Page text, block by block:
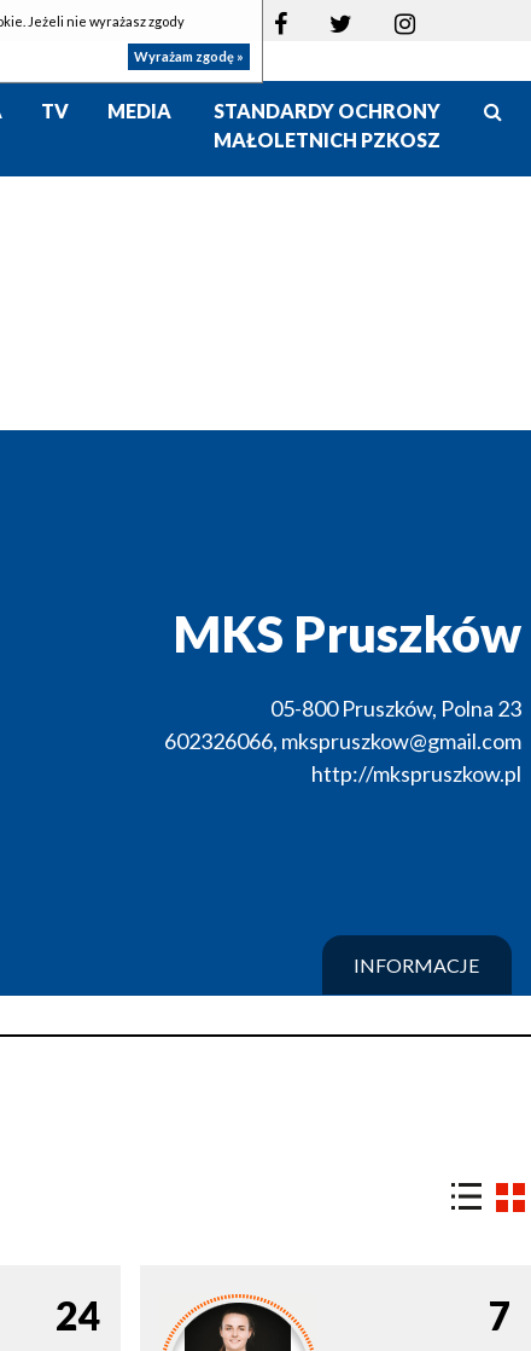
TV MEDIA
STANDARDY OCHRONY
MAŁOLETNICH PZKOSZ
MKS Pruszków
05-800 Pruszków, Polna 23
602326066, mkspruszkow@gmail.com
http://mkspruszkow.pl
INFORMACJE
24 7
Jeżeli nie wyrażasz zgody
Wyrażam zgodę »